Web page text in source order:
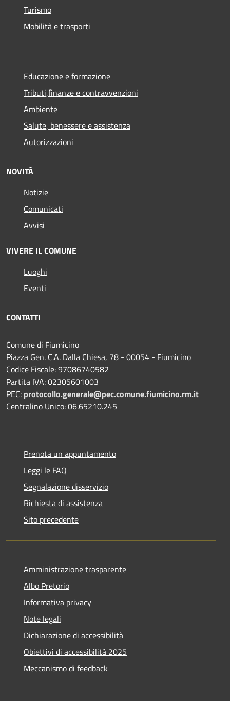
Turismo
Mobilità e trasporti
Educazione e formazione
Tributi,finanze e contravvenzioni
Ambiente
Salute, benessere e assistenza
Autorizzazioni
NOVITÀ
Notizie
Comunicati
Avvisi
VIVERE IL COMUNE
Luoghi
Eventi
CONTATTI
Comune di Fiumicino
Piazza Gen. C.A. Dalla Chiesa, 78 - 00054 - Fiumicino
Codice Fiscale: 97086740582
Partita IVA: 02305601003
PEC: protocollo.generale@pec.comune.fiumicino.rm.it
Centralino Unico: 06.65210.245
Prenota un appuntamento
Leggi le FAQ
Segnalazione disservizio
Richiesta di assistenza
Sito precedente
Amministrazione trasparente
Albo Pretorio
Informativa privacy
Note legali
Dichiarazione di accessibilità
Obiettivi di accessibilità 2025
Meccanismo di feedback